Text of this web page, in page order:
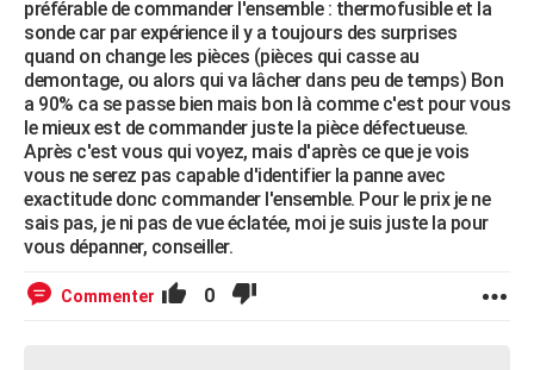
préférable de commander l'ensemble : thermofusible et la
sonde car par expérience il y a toujours des surprises
quand on change les pièces (pièces qui casse au
demontage, ou alors qui va lâcher dans peu de temps) Bon
a 90% ca se passe bien mais bon là comme c'est pour vous
le mieux est de commander juste la pièce défectueuse.
Après c'est vous qui voyez, mais d'après ce que je vois
vous ne serez pas capable d'identifier la panne avec
exactitude donc commander l'ensemble. Pour le prix je ne
sais pas, je ni pas de vue éclatée, moi je suis juste la pour
vous dépanner, conseiller.
Commenter 0